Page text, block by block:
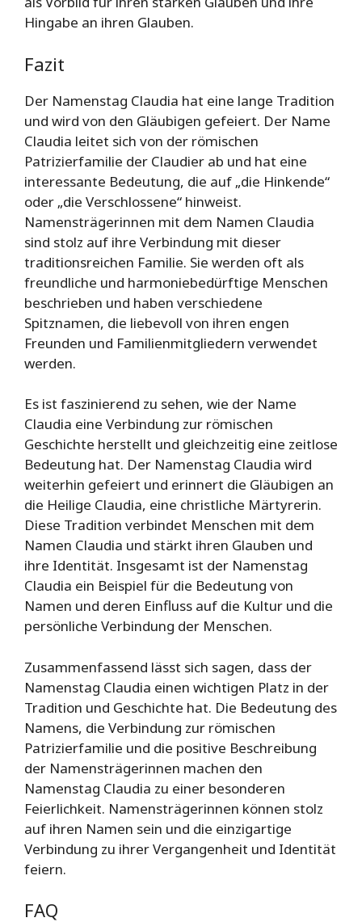
Hingabe an ihren Glauben.
Fazit
Der Namenstag Claudia hat eine lange Tradition
und wird von den Gläubigen gefeiert. Der Name
Claudia leitet sich von der römischen
Patrizierfamilie der Claudier ab und hat eine
interessante Bedeutung, die auf „die Hinkende“
oder „die Verschlossene“ hinweist.
Namensträgerinnen mit dem Namen Claudia
sind stolz auf ihre Verbindung mit dieser
traditionsreichen Familie. Sie werden oft als
freundliche und harmoniebedürftige Menschen
beschrieben und haben verschiedene
Spitznamen, die liebevoll von ihren engen
Freunden und Familienmitgliedern verwendet
werden.
Es ist faszinierend zu sehen, wie der Name
Claudia eine Verbindung zur römischen
Geschichte herstellt und gleichzeitig eine zeitlose
Bedeutung hat. Der Namenstag Claudia wird
weiterhin gefeiert und erinnert die Gläubigen an
die Heilige Claudia, eine christliche Märtyrerin.
Diese Tradition verbindet Menschen mit dem
Namen Claudia und stärkt ihren Glauben und
ihre Identität. Insgesamt ist der Namenstag
Claudia ein Beispiel für die Bedeutung von
Namen und deren Einfluss auf die Kultur und die
persönliche Verbindung der Menschen.
Zusammenfassend lässt sich sagen, dass der
Namenstag Claudia einen wichtigen Platz in der
Tradition und Geschichte hat. Die Bedeutung des
Namens, die Verbindung zur römischen
Patrizierfamilie und die positive Beschreibung
der Namensträgerinnen machen den
Namenstag Claudia zu einer besonderen
Feierlichkeit. Namensträgerinnen können stolz
auf ihren Namen sein und die einzigartige
Verbindung zu ihrer Vergangenheit und Identität
feiern.
FAQ